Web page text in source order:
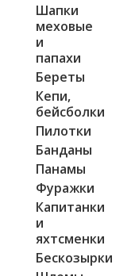
Шапки
меховые
и
папахи
Береты
Кепи,
бейсболки
Пилотки
Банданы
Панамы
Фуражки
Капитанки
и
яхтсменки
Бескозырки